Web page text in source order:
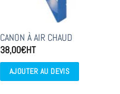
CANON À AIR CHAUD
38,00€HT
AJOUTER AU DEVIS